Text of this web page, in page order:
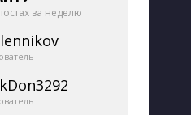
за неделю